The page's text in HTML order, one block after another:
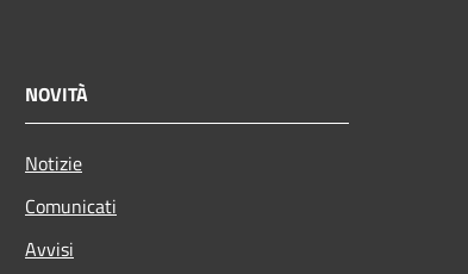
NOVITÀ
Notizie
Comunicati
Avvisi